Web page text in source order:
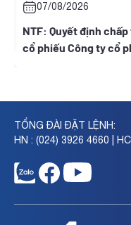
07/08/2026
NTF: Quyết định
cổ phiếu Công ty cổ
TỔNG ĐÀI ĐẶT LỆNH:
HN : (024) 3926 4660 |